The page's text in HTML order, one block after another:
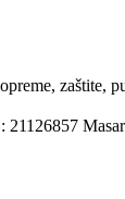
zaštite,
21126857